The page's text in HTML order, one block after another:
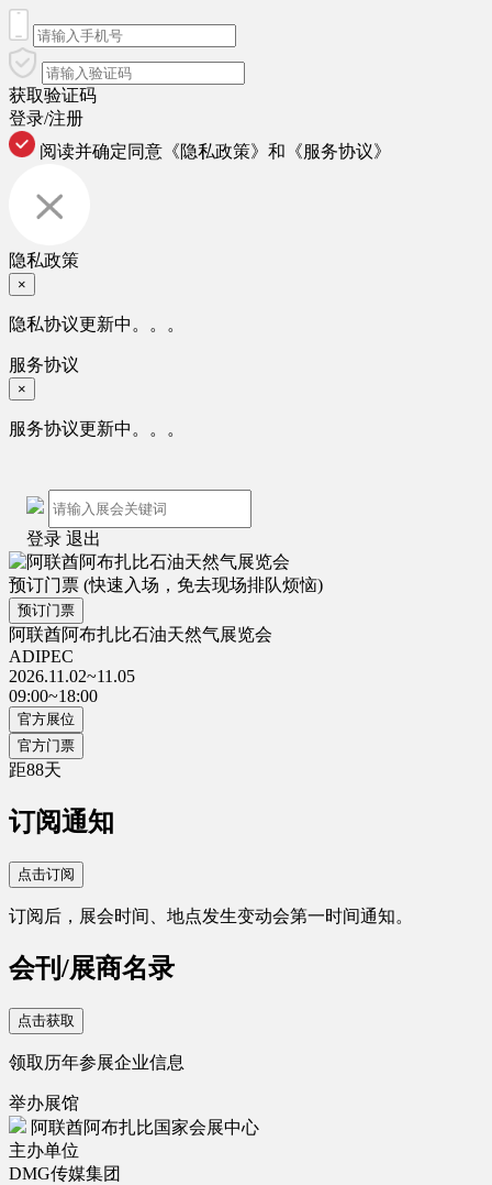
获取验证码
登录/注册
阅读并确定同意 《隐私政策》 和 《服务协议》
隐私政策
×
隐私协议更新中。。。
服务协议
×
服务协议更新中。。。
登录 退出
预订门票 (快速入场，免去现场排队烦恼)
预订门票
阿联酋阿布扎比石油天然气展览会
ADIPEC
2026.11.02~11.05
09:00~18:00
官方展位
官方门票
距88天
订阅通知
点击订阅
订阅后，展会时间、地点发生变动会第一时间通知。
会刊/展商名录
点击获取
领取历年参展企业信息
举办展馆
阿联酋阿布扎比国家会展中心
主办单位
DMG传媒集团